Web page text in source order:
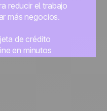
reducir el trabajo
más negocios.
de crédito
en minutos